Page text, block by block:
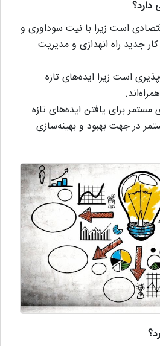
دارد؟
است زیرا با نیت سوداوری و
جدید راه انهدازی و مدیریت
است زیرا ایده‌های تازه
مستمر برای یافتن ایده‌های تازه
در جهت بهبود و بهینه‌سازی